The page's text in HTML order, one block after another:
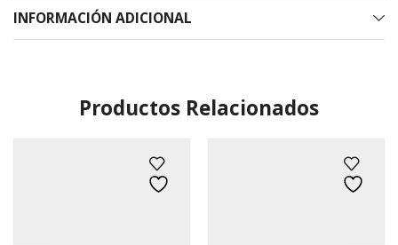
INFORMACIÓN ADICIONAL
Productos Relacionados